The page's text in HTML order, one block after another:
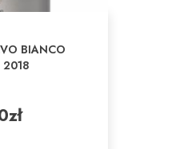
BIANCO
2018
zł